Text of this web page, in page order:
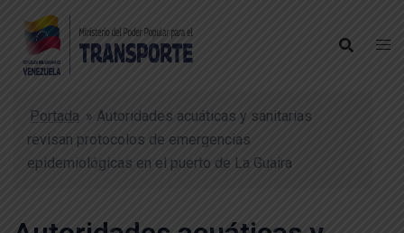
Portada » Autoridades acuáticas y sanitarias
revisan protocolos de emergencias
epidemiológicas en el puerto de La Guaira